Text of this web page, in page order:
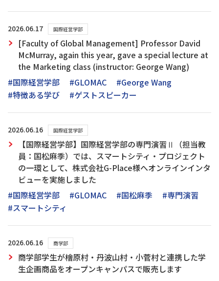
2026.06.17 国際経営学部
[Faculty of Global Management] Professor David
McMurray, again this year, gave a special lecture at
the Marketing class (instructor: George Wang)
#国際経営学部
#GLOMAC
#George Wang
#特徴ある学び
#ゲストスピーカー
2026.06.16 国際経営学部
【国際経営学部】国際経営学部の専門演習Ⅱ（担当教
員：国松麻季）では、スマートシティ・プロジェクト
の一環として、株式会社G-Place様へオンラインインタ
ビューを実施しました
#国際経営学部
#GLOMAC #国松麻季
#専門演習
#スマートシティ
2026.06.16 商学部
商学部学生が檜原村・丹波山村・小菅村と連携した学
生企画商品をオープンキャンパスで販売します